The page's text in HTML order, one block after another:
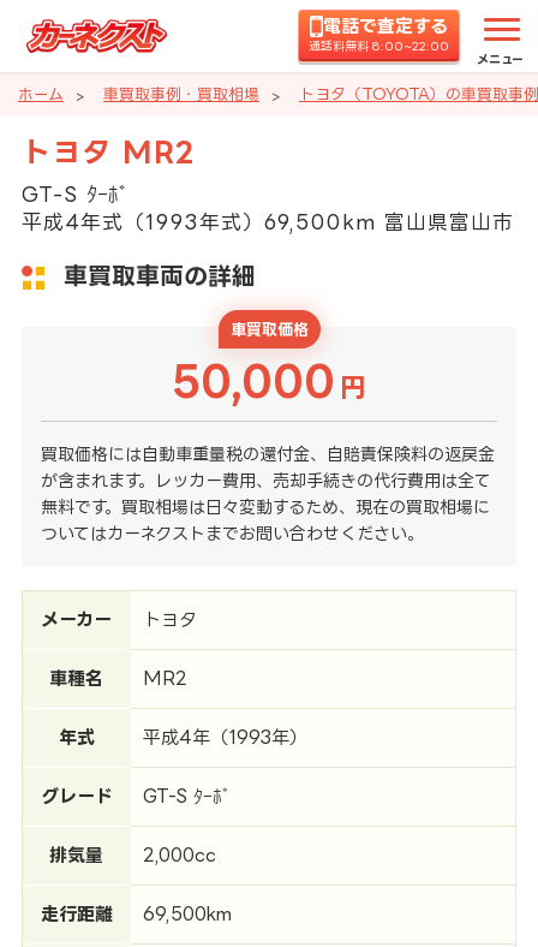
電話で査定する
通話料無料 8:00~22:00
メニュー
ホーム 車買取事例・買取相場 トヨタ（TOYOTA）の車買取事
トヨタ MR2
GT-S ﾀｰﾎﾞ
平成4年式（1993年式）69,500km 富山県富山市
車買取車両の詳細
車買取価格
50,000 円
買取価格には自動車重量税の還付金、自賠責保険料の返戻金
が含まれます。レッカー費用、売却手続きの代行費用は全て
無料です。買取相場は日々変動するため、現在の買取相場に
ついてはカーネクストまでお問い合わせください。
メーカー トヨタ
車種名 MR2
年式 平成4年（1993年）
グレード GT-S ﾀｰﾎﾞ
排気量 2,000cc
走行距離 69,500km